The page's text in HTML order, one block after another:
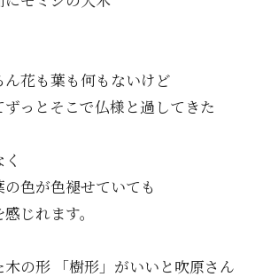
ん花も葉も何もないけど
ずっとそこで仏様と過してきた
色が色褪せていても
じれます。
の形 「樹形」がいいと吹原さん